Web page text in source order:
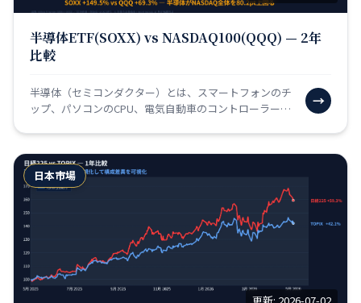
半導体ETF(SOXX) vs NASDAQ100(QQQ) — 2年
比較
半導体（セミコンダクター）とは、スマートフォンのチ
ップ、パソコンのCPU、電気自動車のコントローラー、
→
日本市場